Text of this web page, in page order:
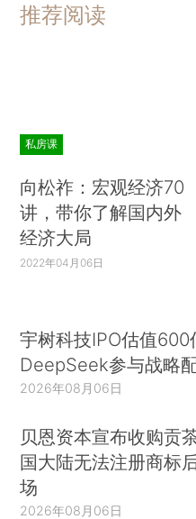
推荐阅读
私房课
向松祚：宏观经济70
讲，带你了解国内外
经济大局
2022年04月06日
宇树科技IPO估值600
DeepSeek参与战略
2026年08月06日
贝恩资本宣布收购贡
国大陆无法注册商标
场
2026年08月06日